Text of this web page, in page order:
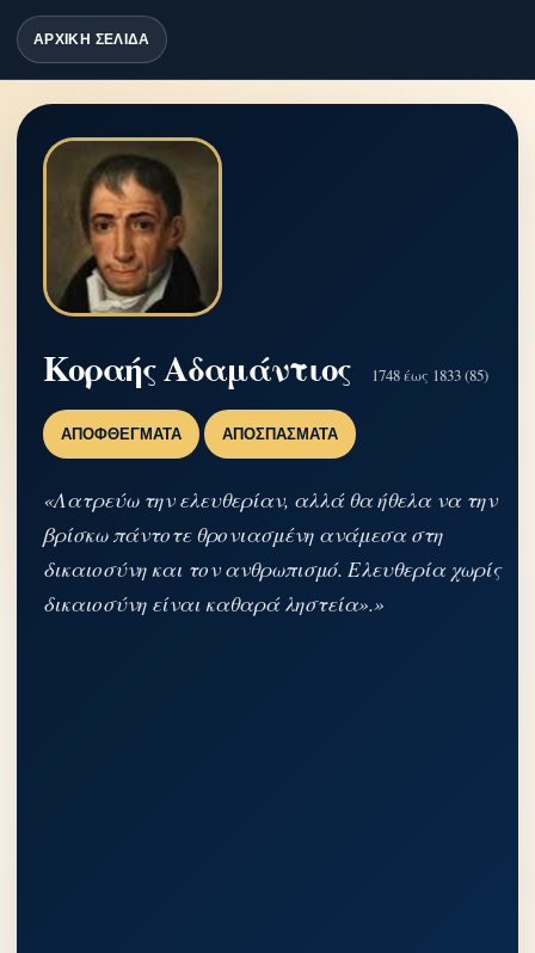
ΑΡΧΙΚΗ ΣΕΛΙΔΑ
Κοραής Αδαμάντιος 1748 έως 1833 (85)
ΑΠΟΦΘΈΓΜΑΤΑ ΑΠΟΣΠΆΣΜΑΤΑ
«Λατρεύω την ελευθερίαν, αλλά θα ήθελα να την
βρίσκω πάντοτε θρονιασμένη ανάμεσα στη
δικαιοσύνη και τον ανθρωπισμό. Ελευθερία χωρίς
δικαιοσύνη είναι καθαρά ληστεία».»